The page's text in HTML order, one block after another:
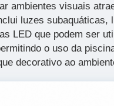
ambientes visuais
luzes subaquáticas,
LED que podem ser
o uso da
decorativo ao